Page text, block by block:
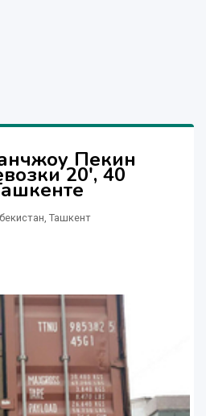
Пекин
20', 40
Ташкент